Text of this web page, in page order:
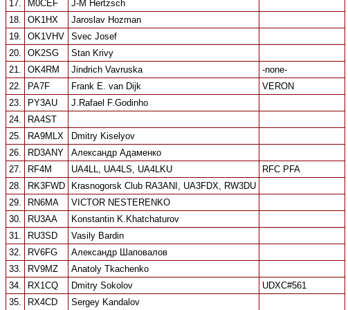
17. M0CEF
J-M Hertzsch
18.
OK1HX
Jaroslav Hozman
19.
OK1VHV
Svec Josef
20.
OK2SG
Stan Krivy
21.
OK4RM Jindrich Vavruska
-none-
22.
PA7F Frank E. van Dijk
VERON
23.
PY3AU
J.Rafael F.Godinho
24.
RA4ST
25.
RA9MLX
Dmitry Kiselyov
26.
RD3ANY
Александр Адаменко
27.
RF4M UA4LL, UA4LS, UA4LKU
RFC PFA
28.
RK3FWD
Krasnogorsk Club RA3ANI, UA3FDX, RW3DU
29.
RN6MA
VICTOR NESTERENKO
30.
RU3AA
Konstantin K.Khatchaturov
31.
RU3SD
Vasily Bardin
32.
RV6FG
Александр Шаповалов
33.
RV9MZ
Anatoly Tkachenko
34.
RX1CQ Dmitry Sokolov
UDXC#561
35.
RX4CD Sergey Kandalov